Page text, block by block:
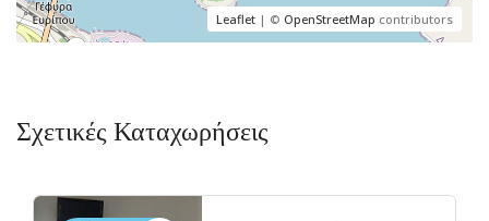
Leaflet | © OpenStreetMap contributors
Σχετικές Καταχωρήσεις